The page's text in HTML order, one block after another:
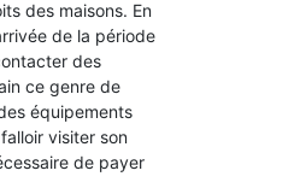
des maisons. En
de la période
des
ce genre de
équipements
visiter son
de payer